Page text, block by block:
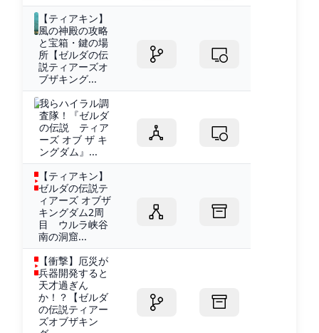
【ティアキン】
風の神殿の攻略
と宝箱・鍵の場
所【ゼルダの伝
説ティアーズオ
ブザキング...
我らハイラル調
査隊！『ゼルダ
の伝説 ティア
ーズ オブ ザ キ
ングダム』...
【ティアキン】
ゼルダの伝説テ
ィアーズ オブザ
キングダム2周
目 ウルラ峡谷
南の洞窟...
【衝撃】厄災が
兵器開発すると
天才過ぎん
か！？【ゼルダ
の伝説ティアー
ズオブザキン